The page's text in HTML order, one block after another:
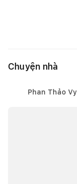
Chuyện nhà
Phan Thảo Vy